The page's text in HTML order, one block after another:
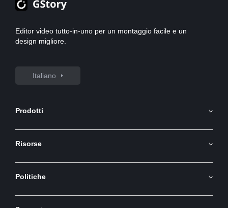
Editor video tutto-in-uno per un montaggio facile e un
design migliore.
Italiano
Prodotti
Generatore di Immagini AI
Immagine AI in video
Generatore video AI
Risorse
Api
Blog
Politiche
Termini e Condizioni